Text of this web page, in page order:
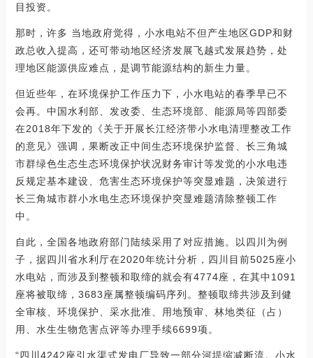
目投资。
那时，许多 当地政府觉得，小水电站不但产生地区GDP和财
政总收入提高，还可带动地区经济发展飞越式发展趋势，处
理地区能源供应难点，是调节能源结构的新生力量。
但近些年，在环境保护工作压力下，小水电站的春季早已不
会再。中国水利部、发改委、生态环境部、能源局等四部委
在2018年下发的《关于开展长江经济带小水电清理整改工作
的意见》强调，果断改正中间生态环境保护监督、长三角城
市群绿色生态生态环境保护状况财务审计等发觉的小水电违
反规定基本建设、危害生态环境保护等突显难题，决策进行
长三角城市群小水电生态环境保护突显难题清除整顿工作
中。
自此，全国各地政府部门陆续采用了对应措施。以四川为例
子，据四川省水利厅在2020年统计分析，四川目前5025座小
水电站，而涉及到整顿和取缔的就会有4774座，在其中1091
座将被取缔，3683座属整顿编码序列。整顿取缔共涉及到健
全审核、环境保护、采水批准、用地预审、林地类征（占）
用、水生生物危害点评等办理手续6699项。
“四川4242座引水渠式发电厂导致一部分河堤缩减断流。小水